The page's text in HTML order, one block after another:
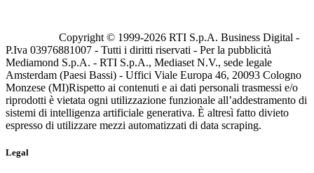
Copyright © 1999-2026 RTI S.p.A. Business Digital -
P.Iva 03976881007 - Tutti i diritti riservati - Per la pubblicità
Mediamond S.p.A. - RTI S.p.A., Mediaset N.V., sede legale
Amsterdam (Paesi Bassi) - Uffici Viale Europa 46, 20093 Cologno
Monzese (MI)Rispetto ai contenuti e ai dati personali trasmessi e/o
riprodotti è vietata ogni utilizzazione funzionale all’addestramento di
sistemi di intelligenza artificiale generativa. È altresì fatto divieto
espresso di utilizzare mezzi automatizzati di data scraping.
Legal